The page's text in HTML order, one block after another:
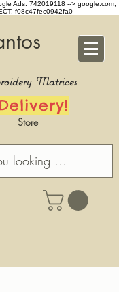
Ads: 742019118 --> google.com,
f08c47fec0942fa0
Matrices
Store